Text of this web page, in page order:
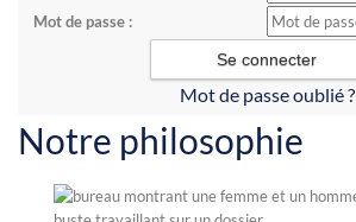
Mot de passe :
Mot de passe oublié ?
Notre philosophie